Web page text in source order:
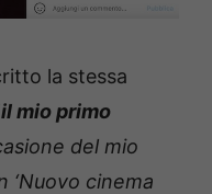
la stessa
il mio primo
del mio
cinema